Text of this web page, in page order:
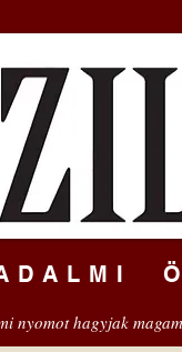
nyomot hagyjak